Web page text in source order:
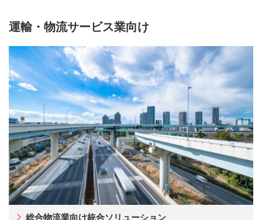
運輸・物流サービス業向け
総合物流業向け統合ソリューション